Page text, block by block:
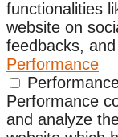
functionalities
website on
feedbacks,
Performance
Performance
and analyze